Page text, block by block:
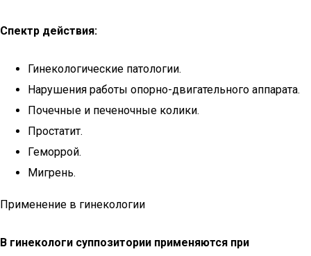
Спектр действия:
Гинекологические патологии.
Нарушения работы опорно-двигательного аппарата.
Почечные и печеночные колики.
Простатит.
Геморрой.
Мигрень.
Применение в гинекологии
В гинекологи суппозитории применяются при